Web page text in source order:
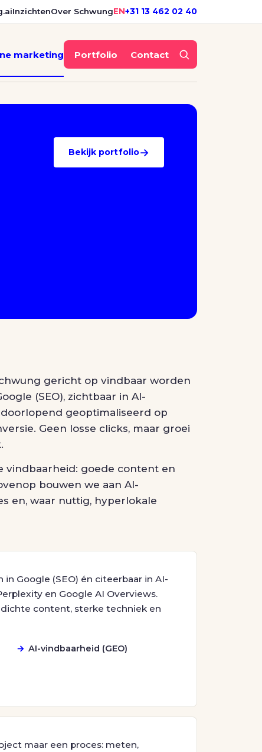
InzichtenOver SchwungEN+31 13 462 02 40
marketing Portfolio Contact
Bekijk portfolio→
gericht op vindbaar worden
(SEO), zichtbaar in AI-
doorlopend geoptimaliseerd op
Geen losse clicks, maar groei
vindbaarheid: goede content en
bouwen we aan AI-
en, waar nuttig, hyperlokale
Google (SEO) én citeerbaar in AI-
en Google AI Overviews.
content, sterke techniek en
AI-vindbaarheid (GEO)
maar een proces: meten,